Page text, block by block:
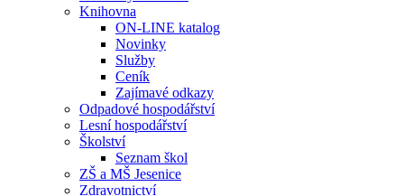
Knihovna
ON-LINE katalog
Novinky
Služby
Ceník
Zajímavé odkazy
Odpadové hospodářství
Lesní hospodářství
Školství
Seznam škol
ZŠ a MŠ Jesenice
Zdravotnictví